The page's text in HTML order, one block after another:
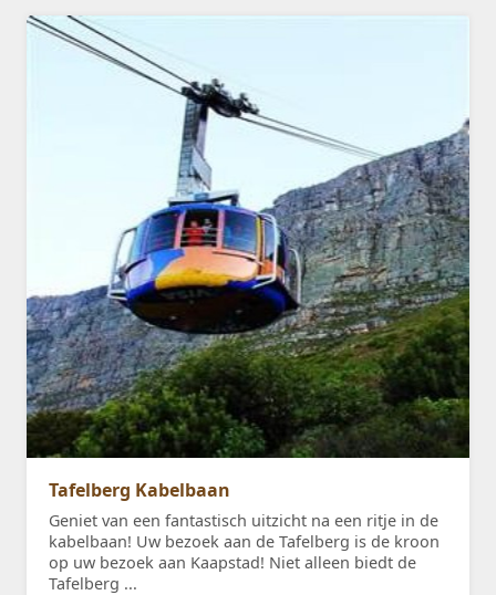
Tafelberg Kabelbaan
Geniet van een fantastisch uitzicht na een ritje in de
kabelbaan! Uw bezoek aan de Tafelberg is de kroon
op uw bezoek aan Kaapstad! Niet alleen biedt de
Tafelberg ...